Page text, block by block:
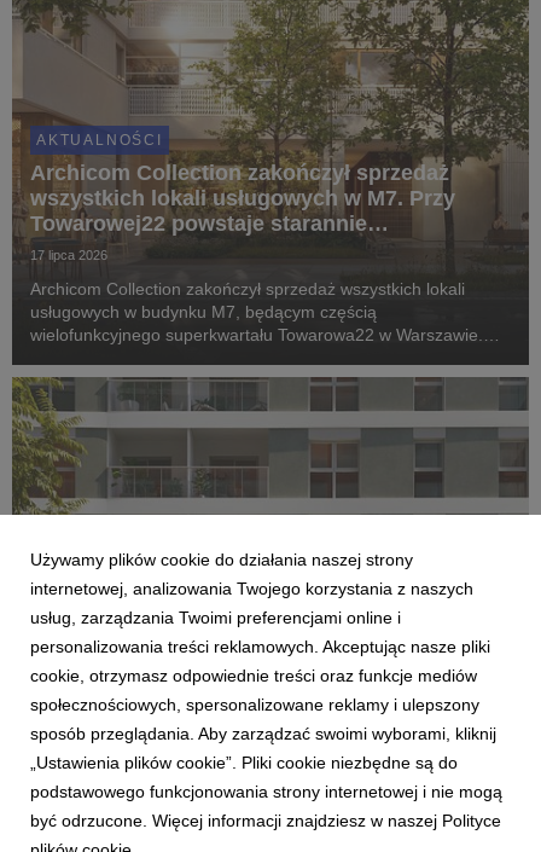
AKTUALNOŚCI
Archicom Collection zakończył sprzedaż
wszystkich lokali usługowych w M7. Przy
Towarowej22 powstaje starannie
zaprojektowany ekosystem
17 lipca 2026
Archicom Collection zakończył sprzedaż wszystkich lokali
usługowych w budynku M7, będącym częścią
wielofunkcyjnego superkwartału Towarowa22 w Warszawie.
roku, wkracza w kolejny etap – komercjalizację przestrzeni...
AKTUALNOŚCI
Archicom rozpoczyna sprzedaż Swobodna
Living we Wrocławiu. Nowa inwestycja
dopełni kwartał miejski przy ul. Swobodnej
14 lipca 2026
Archicom, ogólnopolski deweloper z Grupy Echo, rozpoczyna
sprzedaż inwestycji Swobodna Living we Wrocławiu. Obejmuje
Używamy plików cookie do działania naszej strony
internetowej, analizowania Twojego korzystania z naszych
usług, zarządzania Twoimi preferencjami online i
personalizowania treści reklamowych. Akceptując nasze pliki
cookie, otrzymasz odpowiednie treści oraz funkcje mediów
społecznościowych, spersonalizowane reklamy i ulepszony
sposób przeglądania. Aby zarządzać swoimi wyborami, kliknij
„Ustawienia plików cookie”. Pliki cookie niezbędne są do
podstawowego funkcjonowania strony internetowej i nie mogą
być odrzucone. Więcej informacji znajdziesz w naszej Polityce